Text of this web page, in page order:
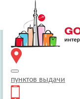
пунктов выдачи